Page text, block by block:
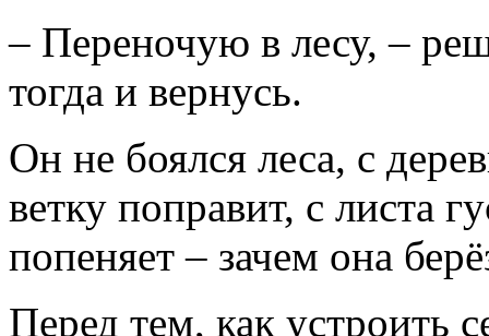
– Переночую в лесу, –
тогда и вернусь.
Он не боялся леса, с
ветку поправит, с листа
попеняет – зачем она
Перед тем, как устроить